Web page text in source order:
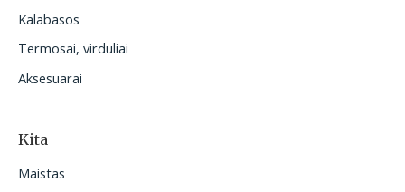
Kalabasos
Termosai, virduliai
Aksesuarai
Kita
Maistas